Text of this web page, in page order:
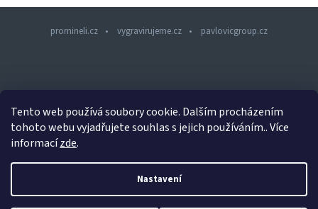
Tento web používá soubory cookie. Dalším procházením
tohoto webu vyjadřujete souhlas s jejich používáním.. Více
informacízde.
Nastavení
promineli.cz vygravirujeme.cz pavlovicgroup.cz
p
Copyright 2026PROMINELI.CZ. Všechna práva vyhrazena.
Design šablony vytvořilShoptetak.cz